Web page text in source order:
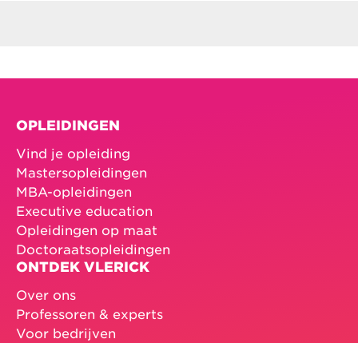
OPLEIDINGEN
Vind je opleiding
Mastersopleidingen
MBA-opleidingen
Executive education
Opleidingen op maat
Doctoraatsopleidingen
ONTDEK VLERICK
Over ons
Professoren & experts
Voor bedrijven